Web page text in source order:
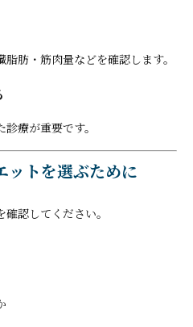
肪・筋肉量などを確認します。
療が重要です。
ットを選ぶために
認してください。